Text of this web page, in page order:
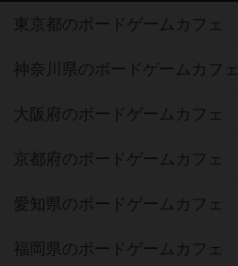
東京都のボードゲームカフェ
神奈川県のボードゲームカフェ
大阪府のボードゲームカフェ
京都府のボードゲームカフェ
愛知県のボードゲームカフェ
福岡県のボードゲームカフェ